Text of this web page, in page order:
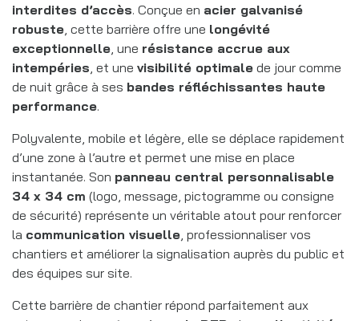
interdites d’accès. Conçue en acier galvanisé
robuste , cette barrière offre une longévité
exceptionnelle , une résistance accrue aux
intempéries , et une visibilité optimale de jour comme
de nuit grâce à ses bandes réfléchissantes haute
performance.
Polyvalente, mobile et légère, elle se déplace rapidement
d’une zone à l’autre et permet une mise en place
instantanée. Son panneau central personnalisable
34 x 34 cm (logo, message, pictogramme ou consigne
de sécurité) représente un véritable atout pour renforcer
la communication visuelle , professionnaliser vos
chantiers et améliorer la signalisation auprès du public et
des équipes sur site.
Cette barrière de chantier répond parfaitement aux